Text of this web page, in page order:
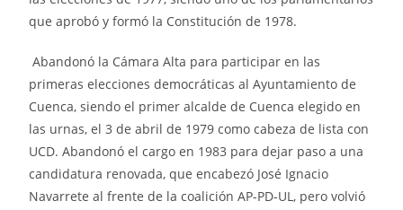
que aprobó y formó la Constitución de 1978.
Abandonó la Cámara Alta para participar en las
primeras elecciones democráticas al Ayuntamiento de
Cuenca, siendo el primer alcalde de Cuenca elegido en
las urnas, el 3 de abril de 1979 como cabeza de lista con
UCD. Abandonó el cargo en 1983 para dejar paso a una
candidatura renovada, que encabezó José Ignacio
Navarrete al frente de la coalición AP-PD-UL, pero volvió